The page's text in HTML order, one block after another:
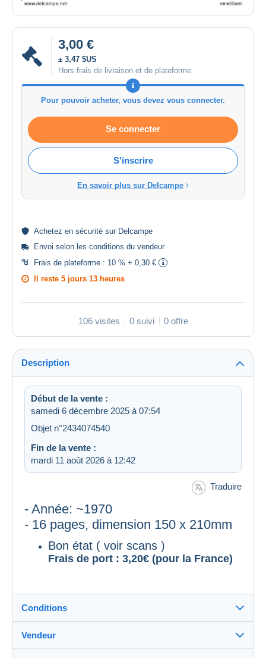
3,00 €
± 3,47 $US
Hors frais de livraison et de plateforme
Pour pouvoir acheter, vous devez vous connecter.
Se connecter
S'inscrire
En savoir plus sur Delcampe
Achetez en sécurité sur Delcampe
Envoi selon les conditions du vendeur
Frais de plateforme : 10 % + 0,30 €
Il reste 5 jours 13 heures
106 visites 0 suivi 0 offre
Description
Début de la vente :
samedi 6 décembre 2025 à 07:54
Objet n°2434074540
Fin de la vente :
mardi 11 août 2026 à 12:42
Traduire
- Année: ~1970
- 16 pages, dimension 150 x 210mm
Bon état ( voir scans )
Frais de port : 3,20€ (pour la France)
Conditions
Destination :
Vendeur